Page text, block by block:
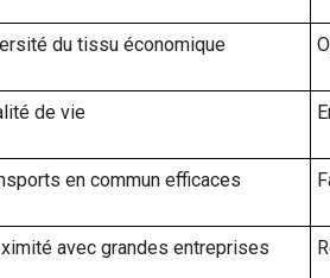
du tissu économique
de vie
en commun efficaces
avec grandes entreprises